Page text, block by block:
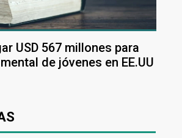
USD 567 millones para
de jóvenes en EE.UU